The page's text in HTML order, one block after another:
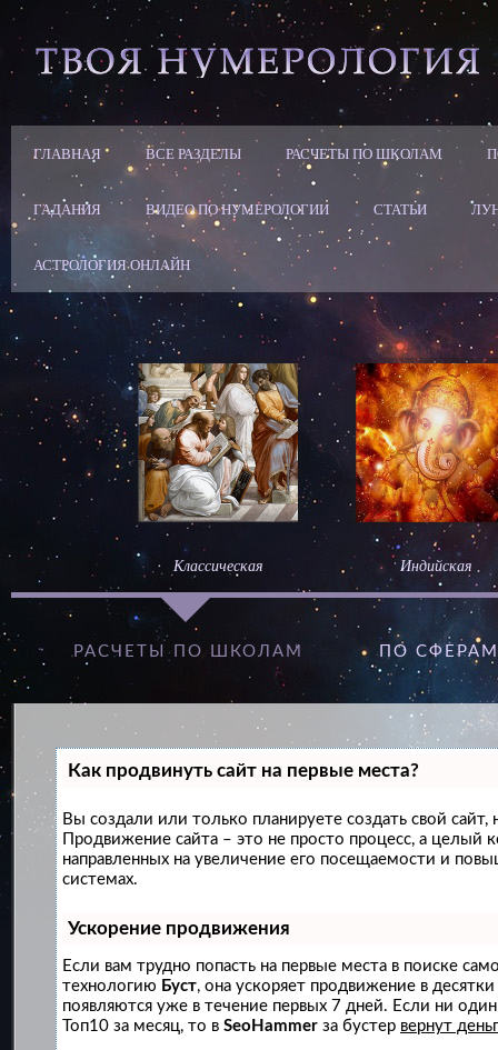
ГЛАВНАЯ ВСЕ РАЗДЕЛЫ РАСЧЕТЫ ПО ШКОЛАМ
ГАДАНИЯ ВИДЕО ПО НУМЕРОЛОГИИ СТАТЬИ
АСТРОЛОГИЯ ОНЛАЙН
Классическая Индийская
РАСЧЕТЫ ПО ШКОЛАМ ПО
Как продвинуть сайт на первые места?
Вы создали или только планируете создать свой сайт,
Продвижение сайта – это не просто процесс, а целый
направленных на увеличение его посещаемости и
системах.
Ускорение продвижения
Если вам трудно попасть на первые места в поиске
технологию Буст, она ускоряет продвижение в
появляются уже в течение первых 7 дней. Если ни один
Топ10 за месяц, то в SeoHammer за бустер вернут